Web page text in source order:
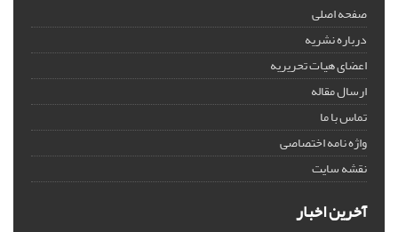
صفحه اصلی
درباره نشریه
اعضای هیات تحریریه
ارسال مقاله
تماس با ما
واژه نامه اختصاصی
نقشه سایت
آخرین اخبار